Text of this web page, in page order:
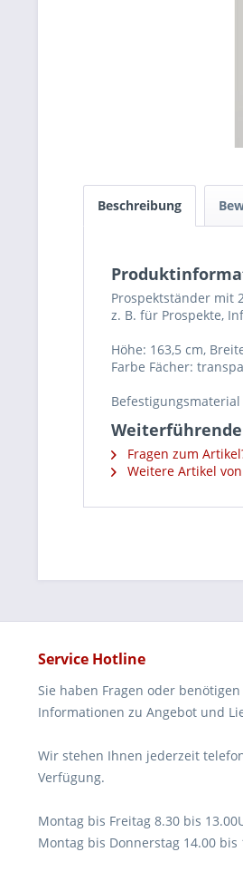
Beschreibung
Prospektständer mit
z. B. für Prospekte,
Höhe: 163,5 cm,
Farbe Fächer:
Fragen zum
Weitere Artikel
Service Hotline
Sie haben Fragen oder benötigen
Informationen zu Angebot und
Wir stehen Ihnen jederzeit
Verfügung.
Montag bis Freitag 8.30 bis
Montag bis Donnerstag 14.00 bis